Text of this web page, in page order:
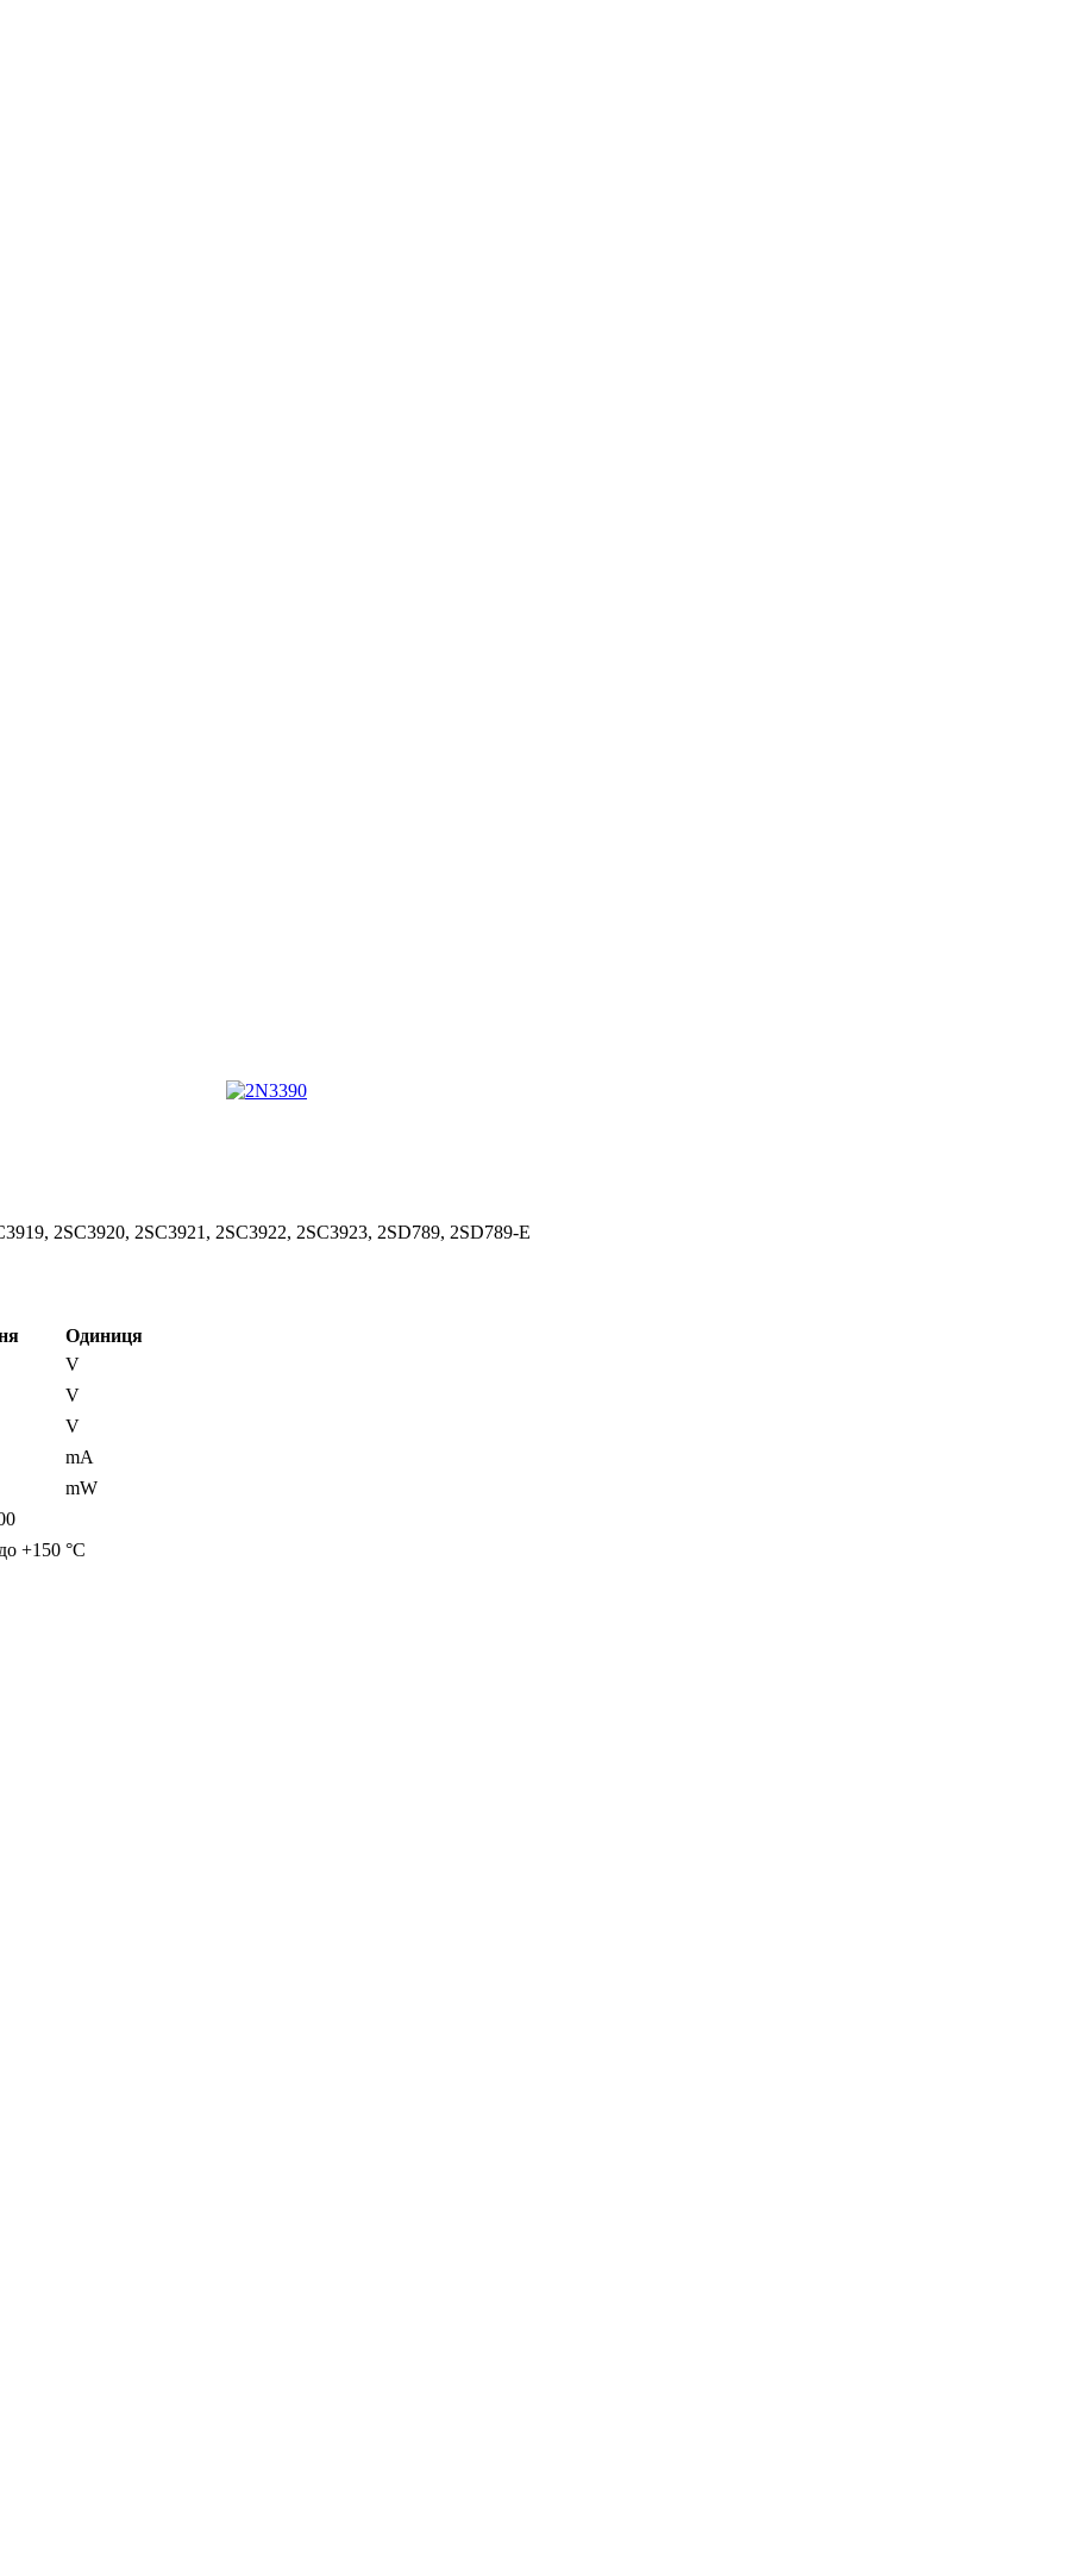
2SC3920, 2SC3921, 2SC3922, 2SC3923, 2SD789, 2SD789-E
Одиниця
V
V
V
mA
mW
+150 °C